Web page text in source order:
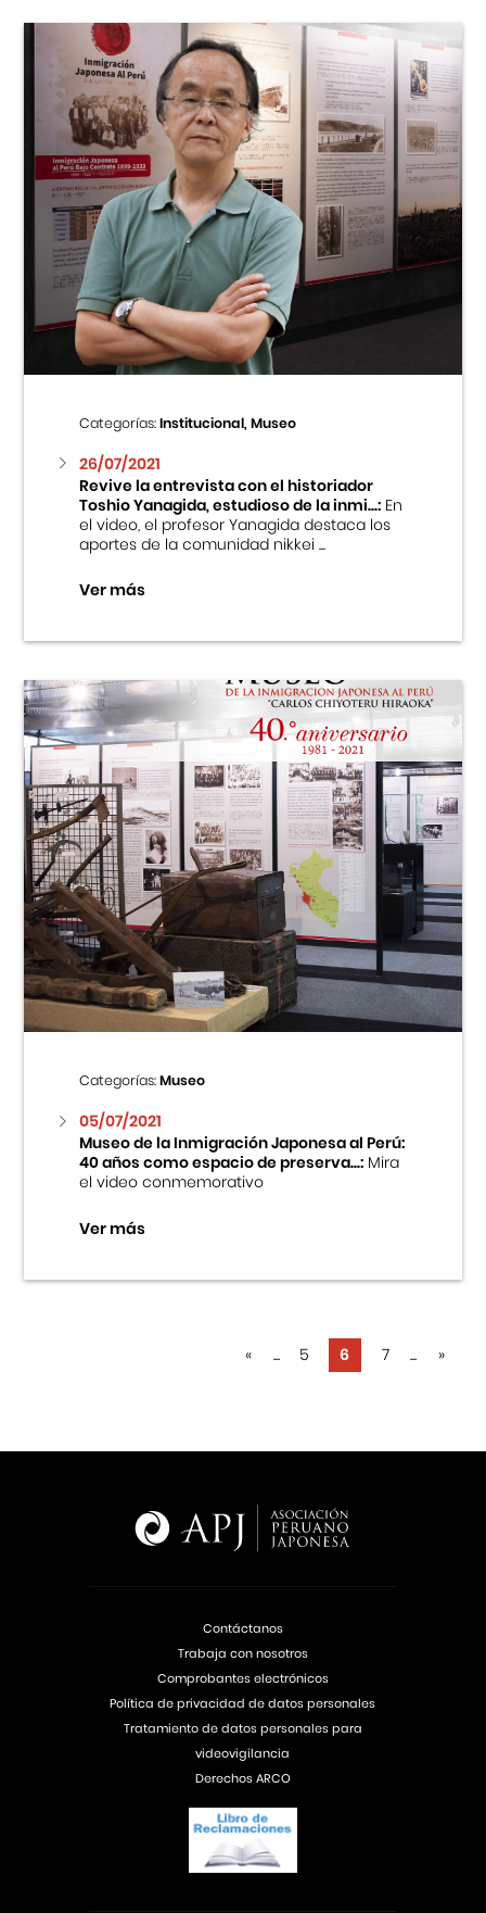
Categorías:Institucional, Museo
26/07/2021
Revive la entrevista con el historiador
Toshio Yanagida, estudioso de la inmi...:En
el video, el profesor Yanagida destaca los
aportes de la comunidad nikkei ...
Ver más
Categorías:Museo
05/07/2021
Museo de la Inmigración Japonesa al Perú:
40 años como espacio de preserva...:Mira
el video conmemorativo
Ver más
« ... 5 6 7 ... »
Contáctanos
Trabaja con nosotros
Comprobantes electrónicos
Política de privacidad de datos personales
Tratamiento de datos personales para
videovigilancia
Derechos ARCO